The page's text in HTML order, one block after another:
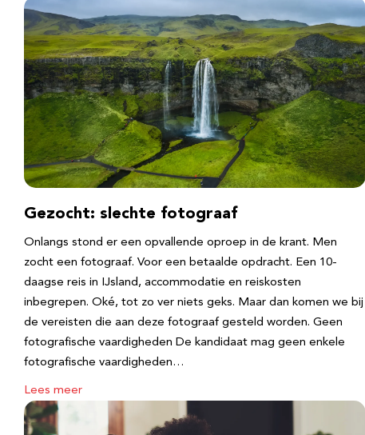
Gezocht: slechte fotograaf
Onlangs stond er een opvallende oproep in de krant. Men
zocht een fotograaf. Voor een betaalde opdracht. Een 10-
daagse reis in IJsland, accommodatie en reiskosten
inbegrepen. Oké, tot zo ver niets geks. Maar dan komen we bij
de vereisten die aan deze fotograaf gesteld worden. Geen
fotografische vaardigheden De kandidaat mag geen enkele
fotografische vaardigheden…
Lees meer